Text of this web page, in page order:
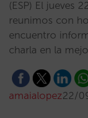
(ESP) El jueves
reunimos con
encuentro
charla en la
amaialopez22/